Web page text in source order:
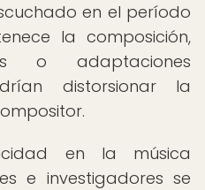
en el período
la composición,
o adaptaciones
distorsionar la
en la música
e investigadores se